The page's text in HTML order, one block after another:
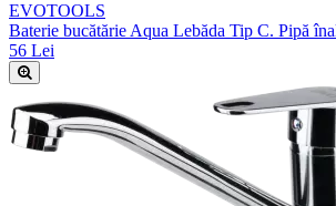
EVOTOOLS
Baterie bucătărie Aqua Lebăda Tip C. Pipă
56 Lei